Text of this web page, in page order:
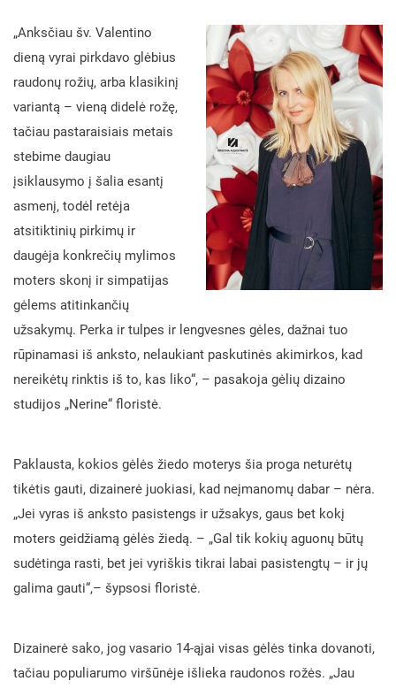
„Anksčiau šv. Valentino
dieną vyrai pirkdavo glėbius
raudonų rožių, arba klasikinį
variantą – vieną didelė rožę,
tačiau pastaraisiais metais
stebime daugiau
įsiklausymo į šalia esantį
asmenį, todėl retėja
atsitiktinių pirkimų ir
daugėja konkrečių mylimos
moters skonį ir simpatijas
gėlems atitinkančių
užsakymų. Perka ir tulpes ir lengvesnes gėles, dažnai tuo
rūpinamasi iš anksto, nelaukiant paskutinės akimirkos, kad
nereikėtų rinktis iš to, kas liko“, – pasakoja gėlių dizaino
studijos „Nerine“ floristė.
Paklausta, kokios gėlės žiedo moterys šia proga neturėtų
tikėtis gauti, dizainerė juokiasi, kad neįmanomų dabar – nėra.
„Jei vyras iš anksto pasistengs ir užsakys, gaus bet kokį
moters geidžiamą gėlės žiedą. – „Gal tik kokių aguonų būtų
sudėtinga rasti, bet jei vyriškis tikrai labai pasistengtų – ir jų
galima gauti“,– šypsosi floristė.
Dizainerė sako, jog vasario 14-ąjai visas gėlės tinka dovanoti,
tačiau populiarumo viršūnėje išlieka raudonos rožės. „Jau